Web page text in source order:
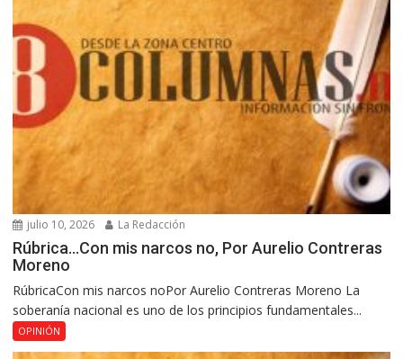
julio 10, 2026 La Redacción
Rúbrica…Con mis narcos no, Por Aurelio Contreras
Moreno
RúbricaCon mis narcos noPor Aurelio Contreras Moreno La
soberanía nacional es uno de los principios fundamentales...
OPINIÓN